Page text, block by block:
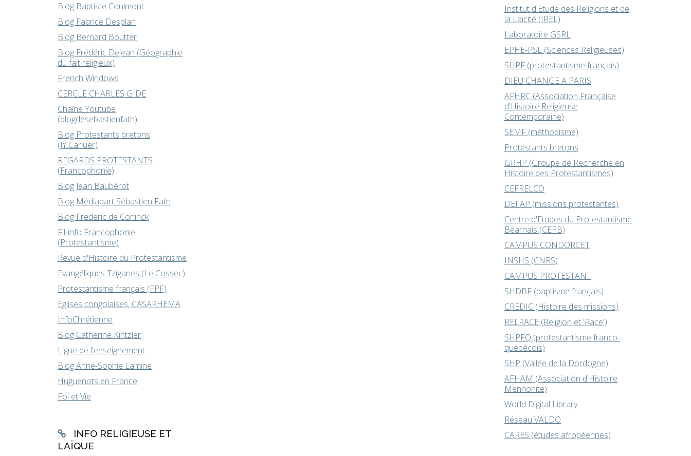
Blog Baptiste Coulmont
Blog Fabrice Desplan
Blog Bernard Boutter
Blog Frédéric Dejean (Géographie
du fait religieux)
French Windows
CERCLE CHARLES GIDE
Chaîne Youtube
(blogdesebastienfath)
Blog Protestants bretons
(JY.Carluer)
REGARDS PROTESTANTS
(Francophonie)
Blog Jean Baubérot
Blog Médiapart Sébastien Fath
Blog Frederic de Coninck
Fil-info Francophonie
(Protestantisme)
Revue d'Histoire du Protestantisme
Evangéliques Tziganes (Le Cossec)
Protestantisme français (FPF)
Eglises congolaises, CASARHEMA
InfoChrétienne
Blog Catherine Kintzler
Ligue de l'enseignement
Blog Anne-Sophie Lamine
Huguenots en France
Foi et Vie
INFO RELIGIEUSE ET
LAÏQUE
Institut d'Etude des Religions et de
la Laïcité (IREL)
Laboratoire GSRL
EPHE-PSL (Sciences Religieuses)
SHPF (protestantisme français)
DIEU CHANGE A PARIS
AFHRC (Association Française
d'Histoire Religieuse
Contemporaine)
SEMF (méthodisme)
Protestants bretons
GRHP (Groupe de Recherche en
Histoire des Protestantismes)
CEFRELCO
DEFAP (missions protestantes)
Centre d'Etudes du Protestantisme
Béarnais (CEPB)
CAMPUS CONDORCET
INSHS (CNRS)
CAMPUS PROTESTANT
SHDBF (baptisme français)
CREDIC (Histoire des missions)
RELRACE (Religion et 'Race')
SHPFQ (protestantisme franco-
québécois)
SHP (Vallée de la Dordogne)
AFHAM (Association d'Histoire
Mennonite)
World Digital Library
Réseau VALDO
CARES (études afropéennes)